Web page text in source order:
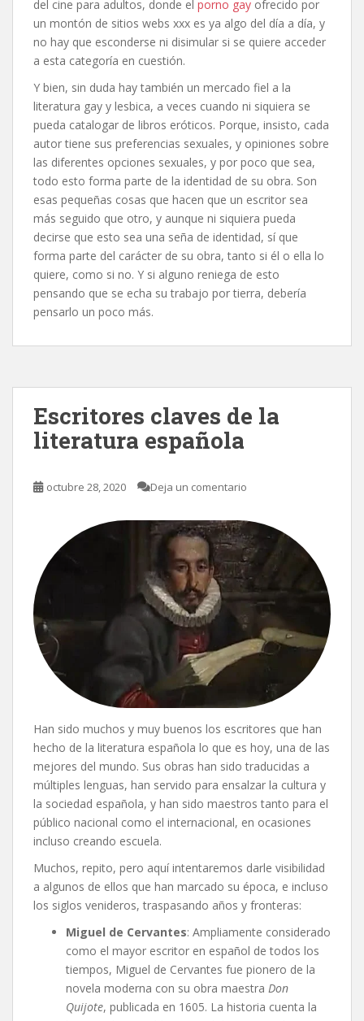
del cine para adultos, donde el porno gay ofrecido por
un montón de sitios webs xxx es ya algo del día a día, y
no hay que esconderse ni disimular si se quiere acceder
a esta categoría en cuestión.
Y bien, sin duda hay también un mercado fiel a la
literatura gay y lesbica, a veces cuando ni siquiera se
pueda catalogar de libros eróticos. Porque, insisto, cada
autor tiene sus preferencias sexuales, y opiniones sobre
las diferentes opciones sexuales, y por poco que sea,
todo esto forma parte de la identidad de su obra. Son
esas pequeñas cosas que hacen que un escritor sea
más seguido que otro, y aunque ni siquiera pueda
decirse que esto sea una seña de identidad, sí que
forma parte del carácter de su obra, tanto si él o ella lo
quiere, como si no. Y si alguno reniega de esto
pensando que se echa su trabajo por tierra, debería
pensarlo un poco más.
Escritores claves de la
literatura española
octubre 28, 2020 Deja un comentario
Han sido muchos y muy buenos los escritores que han
hecho de la literatura española lo que es hoy, una de las
mejores del mundo. Sus obras han sido traducidas a
múltiples lenguas, han servido para ensalzar la cultura y
la sociedad española, y han sido maestros tanto para el
público nacional como el internacional, en ocasiones
incluso creando escuela.
Muchos, repito, pero aquí intentaremos darle visibilidad
a algunos de ellos que han marcado su época, e incluso
los siglos venideros, traspasando años y fronteras:
Miguel de Cervantes: Ampliamente considerado
como el mayor escritor en español de todos los
tiempos, Miguel de Cervantes fue pionero de la
novela moderna con su obra maestra Don
Quijote, publicada en 1605. La historia cuenta la